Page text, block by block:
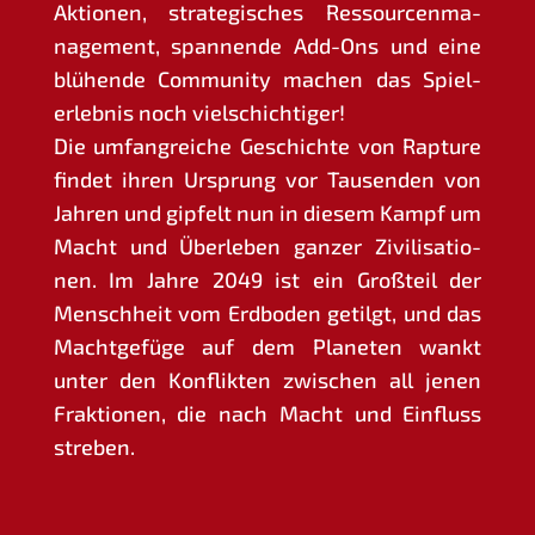
Aktio­nen, stra­te­gi­sches Res­sour­cen­ma­
nage­ment, span­nen­de Add-Ons und eine
blü­hen­de Com­mu­ni­ty machen das Spiel­
erleb­nis noch vielschichtiger!
Die umfang­rei­che Geschich­te von Rap­tu­re
fin­det ihren Ursprung vor Tau­sen­den von
Jah­ren und gip­felt nun in die­sem Kampf um
Macht und Über­le­ben gan­zer Zivi­li­sa­tio­
nen. Im Jah­re 2049 ist ein Groß­teil der
Mensch­heit vom Erd­bo­den getilgt, und das
Macht­ge­fü­ge auf dem Pla­ne­ten wankt
unter den Kon­flik­ten zwi­schen all jenen
Frak­tio­nen, die nach Macht und Ein­fluss
streben.